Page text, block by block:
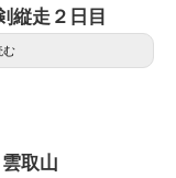
縦走２日目
む
取山